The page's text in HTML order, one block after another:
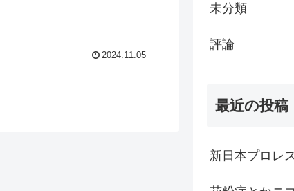
2024.11.05
未分類
評論
最近の投稿
新日本プロレ